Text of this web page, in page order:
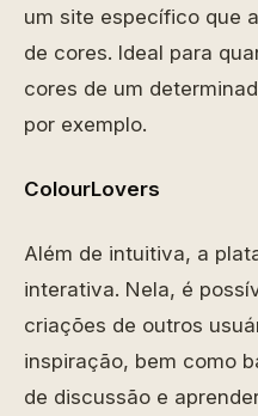
um site específico que
de cores. Ideal para
cores de um
por exemplo.
ColourLovers
Além de intuitiva, a
interativa. Nela, é
criações de outros
inspiração, bem como
de discussão e